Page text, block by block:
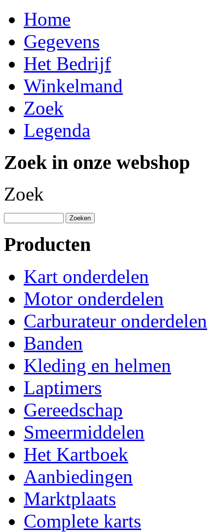
Home
Gegevens
Het Bedrijf
Winkelmand
Zoek
Legenda
Zoek in onze webshop
Zoek
Producten
Kart onderdelen
Motor onderdelen
Carburateur onderdelen
Banden
Kleding en helmen
Laptimers
Gereedschap
Smeermiddelen
Het Kartboek
Aanbiedingen
Marktplaats
Complete karts